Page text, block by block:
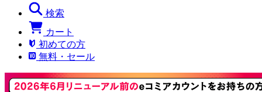
検索
カート
初めての方
無料・セール